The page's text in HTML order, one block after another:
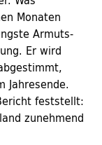
Monaten
Armuts-
Er wird
feststellt:
zunehmend